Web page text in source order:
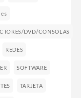
DVD/CONSOLAS
REDES
SOFTWARE
TARJETA